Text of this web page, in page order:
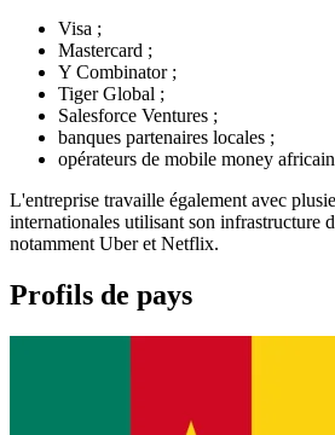
Visa ;
Mastercard ;
Y Combinator ;
Tiger Global ;
Salesforce Ventures ;
banques partenaires locales ;
opérateurs de mobile money
L'entreprise travaille également avec
internationales utilisant son infrastructure
notamment Uber et Netflix.
Profils de pays